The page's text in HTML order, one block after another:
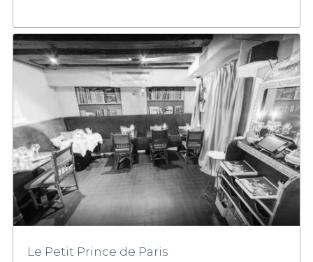
Le Petit Prince de Paris